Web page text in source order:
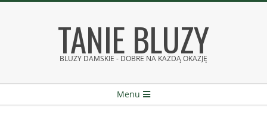
TANIE BLUZY
BLUZY DAMSKIE - DOBRE NA KAŻDĄ OKAZJĘ
Menu